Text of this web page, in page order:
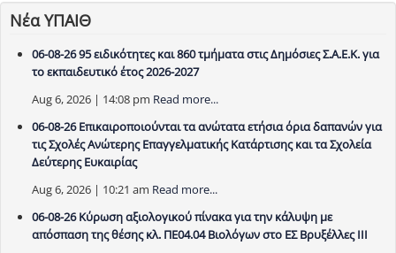
Νέα ΥΠΑΙΘ
06-08-26 95 ειδικότητες και 860 τμήματα στις Δημόσιες Σ.Α.Ε.Κ. για
το εκπαιδευτικό έτος 2026-2027
Aug 6, 2026 | 14:08 pm Read more...
06-08-26 Επικαιροποιούνται τα ανώτατα ετήσια όρια δαπανών για
τις Σχολές Ανώτερης Επαγγελματικής Κατάρτισης και τα Σχολεία
Δεύτερης Ευκαιρίας
Aug 6, 2026 | 10:21 am Read more...
06-08-26 Κύρωση αξιολογικού πίνακα για την κάλυψη με
απόσπαση της θέσης κλ. ΠΕ04.04 Βιολόγων στο ΕΣ Βρυξέλλες ΙΙΙ